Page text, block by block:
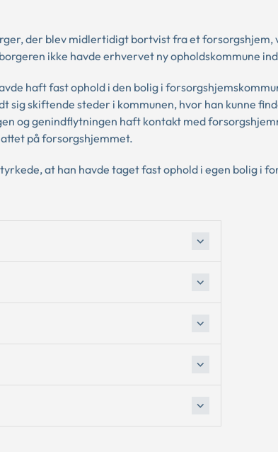
der blev midlertidigt bortvist fra et
ikke havde erhvervet ny opholdskommune
haft fast ophold i den bolig i
skiftende steder i kommunen, hvor han kunne
og genindflytningen haft kontakt med
på forsorgshjemmet.
at han havde taget fast ophold i egen bolig i